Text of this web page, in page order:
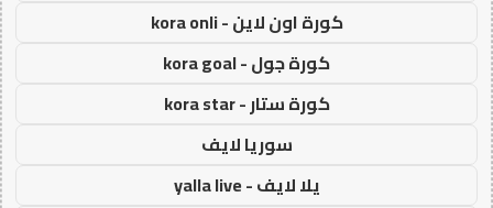
كورة اون لاين - kora onli
كورة جول - kora goal
كورة ستار - kora star
سوريا لايف
يلا لايف - yalla live